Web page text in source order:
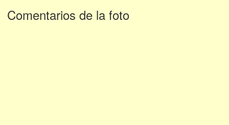
Comentarios de la foto